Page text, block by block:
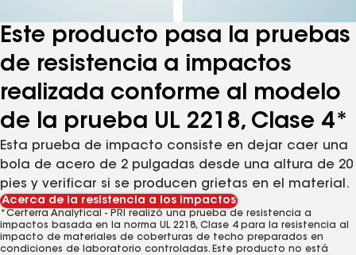
Este producto pasa la pruebas
de resistencia a impactos
realizada conforme al modelo
de la prueba UL 2218, Clase 4*
Esta prueba de impacto consiste en dejar caer una
bola de acero de 2 pulgadas desde una altura de 20
pies y verificar si se producen grietas en el material.
Acerca de la resistencia a los impactos
*Certerra Analytical - PRI realizó una prueba de resistencia a
impactos basada en la norma UL 2218, Clase 4 para la resistencia al
impacto de materiales de coberturas de techo preparados en
condiciones de laboratorio controladas. Este producto no está